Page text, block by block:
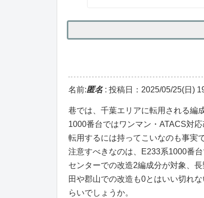
名前:匿名: 投稿日：2025/05/25(日)
巷では、千葉エリアに転用される編
1000番台ではワンマン・ATACS対
転用するには持ってこいなのも事実で
注意すべきなのは、E233系1000番
センターでの改造2編成分が対象、
田や郡山での改造も0とはいい切れ
らいでしょうか。